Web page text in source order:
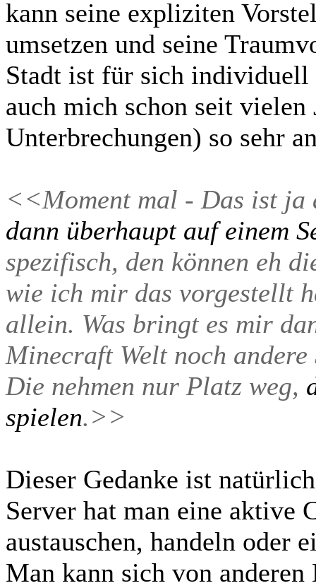
kann seine expliziten
umsetzen und seine
Stadt ist für sich individuell
auch mich schon seit
Unterbrechungen) so sehr
<<Moment mal - Das ist
dann überhaupt auf einem
spezifisch, den können eh
wie ich mir das vorgestellt
allein. Was bringt es mir
Minecraft Welt noch
Die nehmen nur Platz weg,
spielen.>>
Dieser Gedanke ist
Server hat man eine aktive
austauschen, handeln oder
Man kann sich von